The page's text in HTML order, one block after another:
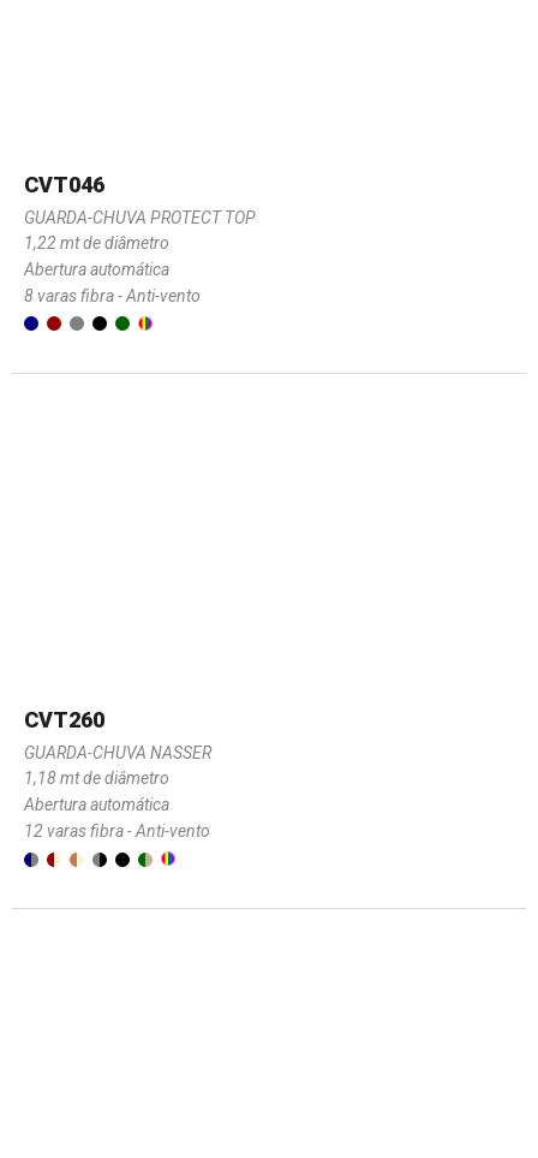
CVT046
GUARDA-CHUVA PROTECT TOP
1,22 mt de diâmetro
Abertura automática
8 varas fibra - Anti-vento
CVT260
GUARDA-CHUVA NASSER
1,18 mt de diâmetro
Abertura automática
12 varas fibra - Anti-vento